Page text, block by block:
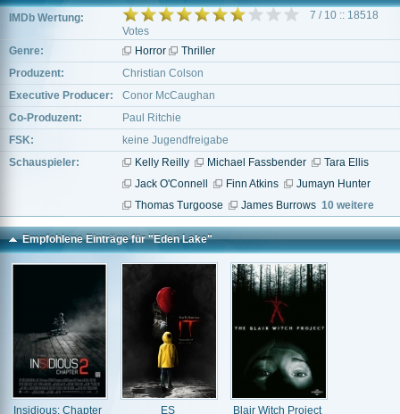
IMDb Wertung:
7 / 10 :: 18518
Votes
Genre:
Horror
Thriller
Produzent:
Christian Colson
Executive Producer:
Conor McCaughan
Co-Produzent:
Paul Ritchie
FSK:
keine Jugendfreigabe
Schauspieler:
Kelly Reilly Michael Fassbender
Tara Ellis
Jack O'Connell
Finn Atkins
Jumayn Hunter
Thomas Turgoose
James Burrows 10 weitere
Empfohlene Einträge für "Eden Lake"
Insidious: Chapter
ES Blair Witch Project